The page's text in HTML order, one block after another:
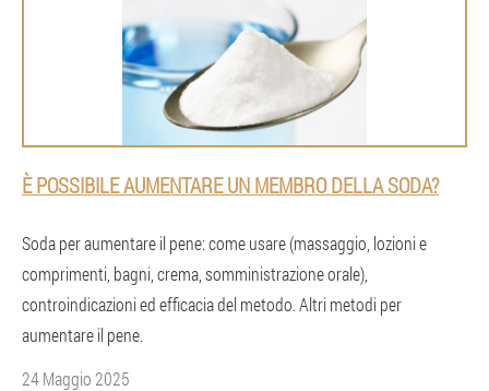
È POSSIBILE AUMENTARE UN MEMBRO DELLA SODA?
Soda per aumentare il pene: come usare (massaggio, lozioni e
comprimenti, bagni, crema, somministrazione orale),
controindicazioni ed efficacia del metodo. Altri metodi per
aumentare il pene.
24 Maggio 2025